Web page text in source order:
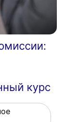
курс